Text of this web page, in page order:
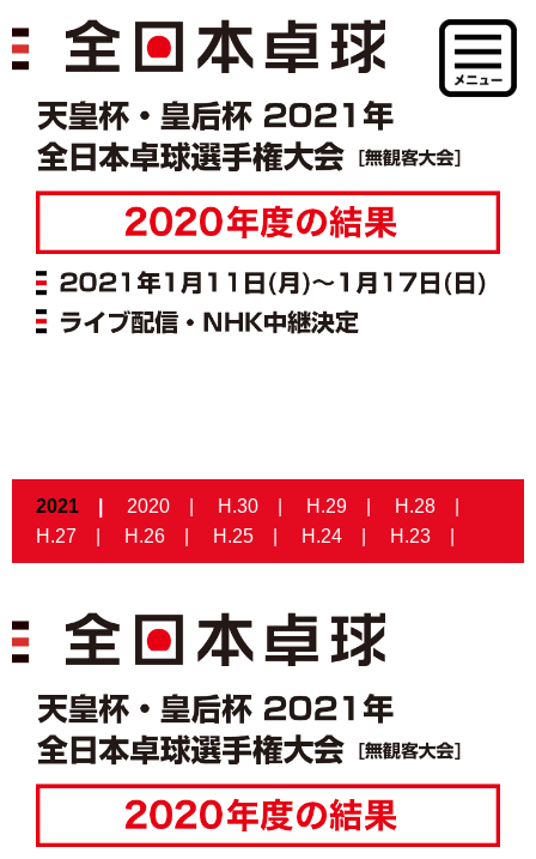
2021 2020 H.30 H.29
H.28
H.27
H.26 H.25 H.24 H.23